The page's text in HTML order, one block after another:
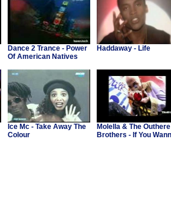
Dance 2 Trance - Power
Of American Natives
Haddaway - Life
Ice Mc - Take Away The
Colour
Molella & The Outhere
Brothers - If You